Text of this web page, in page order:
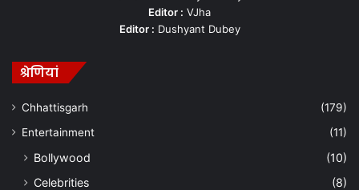
Editor : VJha
Editor : Dushyant Dubey
श्रेणियां
Chhattisgarh
(179)
Entertainment
(11)
Bollywood
(10)
Celebrities
(8)